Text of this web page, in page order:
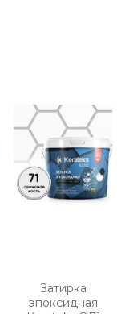
Затирка
эпоксидная